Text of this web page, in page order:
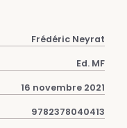
Frédéric Neyrat
Ed. MF
16 novembre 2021
9782378040413